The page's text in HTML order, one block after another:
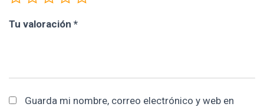
Tu valoración *
Guarda mi nombre, correo electrónico y web en